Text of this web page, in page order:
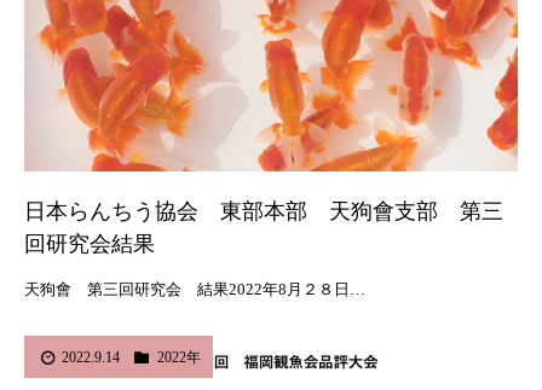
日本らんちう協会 東部本部 天狗會支部 第三
回研究会結果
天狗會 第三回研究会 結果2022年8月２８日…
2022.9.14 2022年